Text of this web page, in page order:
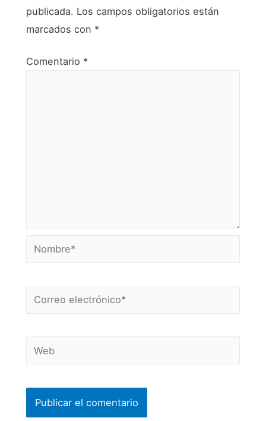
publicada. Los campos obligatorios están
marcados con *
Comentario *
Nombre*
Correo
Web